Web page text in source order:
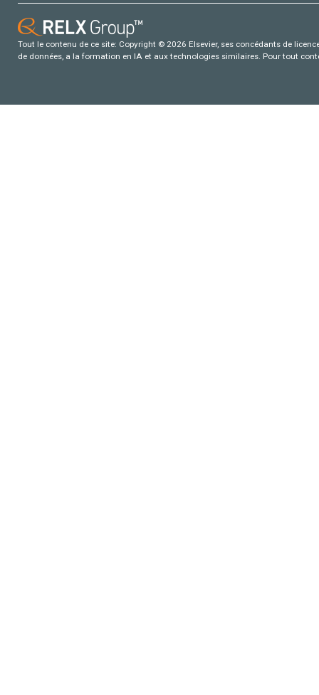
Tout le contenu de ce site: Copyright © 2026 Elsevier, ses concédants de
de données, a la formation en IA et aux technologies similaires. Pour tout